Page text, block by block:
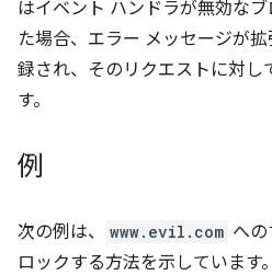
はイベント ハンドラが無効な
た場合、エラー メッセージが
録され、そのリクエストに対し
す。
例
次の例は、 www.evil.com へ
ロックする方法を示しています。